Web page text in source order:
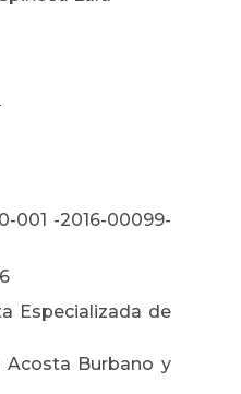
001 -2016-00099-
Especializada de
Acosta Burbano y